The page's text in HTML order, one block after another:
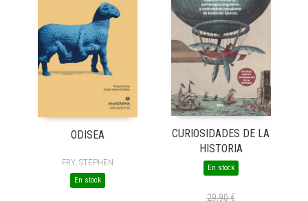
ODISEA
FRY, STEPHEN
En stock
CURIOSIDADES DE LA
HISTORIA
En stock
29,90 €